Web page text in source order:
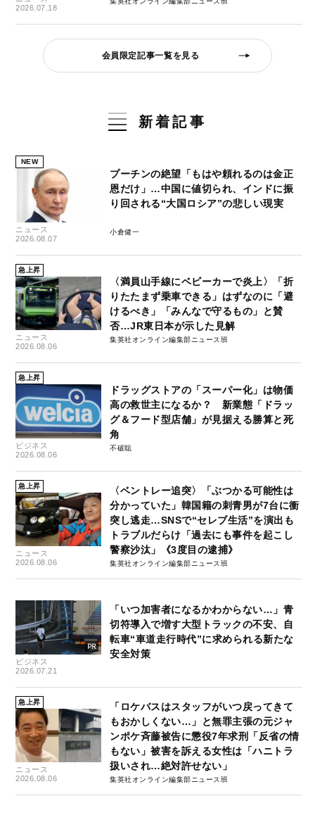
2026.07.18
会員限定記事一覧を見る
新着記事
NEW
ニュース
2026.08.07
プーチンの絶望「もはや頼れるのは金正
恩だけ」…中国に値切られ、インドに振
り回される“大国ロシア”の悲しい現実
小倉健一
急上昇
ニュース
2026.08.06
〈満員山手線にベビーカーで炎上〉「折
りたたまず乗車できる」はずなのに「避
けるべき」「みんなで守るもの」と賛
否…JR東日本が示した見解
集英社オンライン編集部ニュース班
急上昇
ビジネス
2026.08.06
ドラッグストアの「スーパー化」は物価
高の救世主になるか？ 新業態「ドラッ
グ＆フード型店舗」が見据える勝算と死
角
不破聡
急上昇
ニュース
2026.08.06
〈ベントレー追突〉「ぶつかる可能性は
分かっていた」韓国籍の刺青男が7台に衝
突し逃走…SNSで“セレブ生活”を演出も
トラブルだらけ「過去にも事件を起こし
警察沙汰」《3度目の逮捕》
集英社オンライン編集部ニュース班
ビジネス
2026.07.21
「いつ加害者になるかわからない…」青
切符導入で増す大型トラックの不安、自
転車“車道走行時代”に求められる新たな
安全対策
急上昇
ニュース
2026.08.06
「ロケバスはスタッフがいつ戻ってきて
もおかしくない…」と無罪主張の元ジャ
ンポケ斉藤被告に懲役7年求刑「反省の情
もない」被害を訴える女性は「ハニトラ
扱いされ…絶対許せない」
集英社オンライン編集部ニュース班